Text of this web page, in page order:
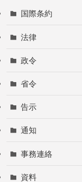
国際条約
法律
政令
省令
告示
通知
事務連絡
資料